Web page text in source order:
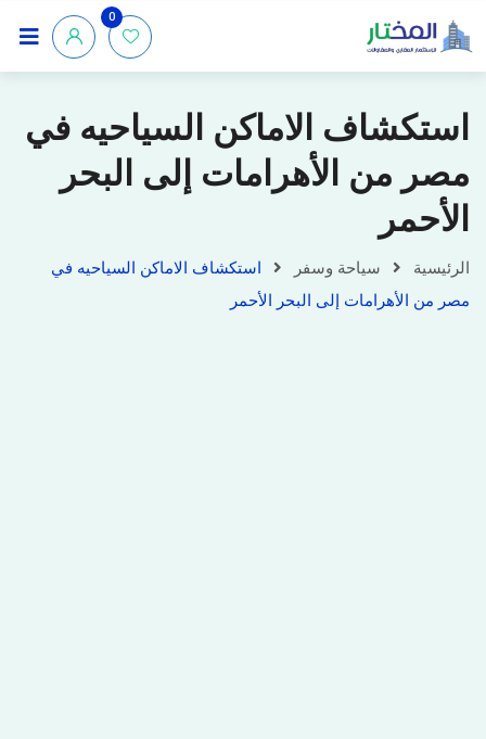
0
استكشاف الاماكن السياحيه في
مصر من الأهرامات إلى البحر
الأحمر
الرئيسية سياحة وسفر
استكشاف الاماكن السياحيه في
مصر من الأهرامات إلى البحر الأحمر